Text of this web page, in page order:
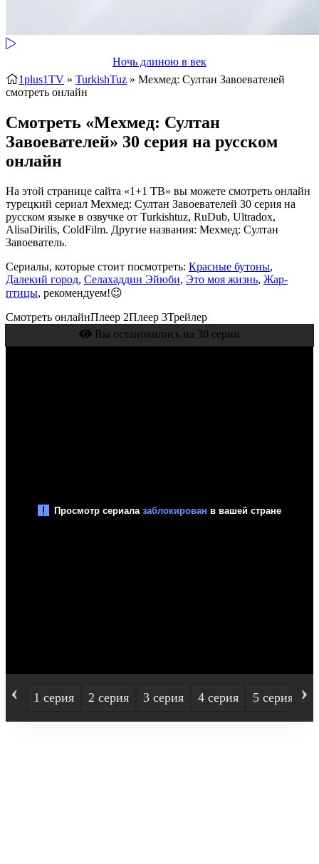
Ночь длиною в век
1plus1TV » TurkishTuz » Мехмед: Султан Завоевателей
смотреть онлайн
Смотреть «Мехмед: Султан
Завоевателей» 30 серия на русском
онлайн
На этой странице сайта «1+1 ТВ» вы можете смотреть онлайн
турецкий сериал Мехмед: Султан Завоевателей 30 серия на
русском языке в озвучке от Turkishtuz, RuDub, Ultradox,
AlisaDirilis, ColdFilm. Другие названия: Мехмед: Султан
Завоеватель.
Сериалы, которые стоит посмотреть: Красные бутоны,
Далекий город, Селахаддин Эйюби, Это моя жизнь, Жар-
птицы, рекомендуем!😉
Смотреть онлайнПлеер 2Плеер 3Трейлер
Вы остановились на 30 серии
‹ 1 серия 2 серия 3 серия 4 серия 5 серия ›